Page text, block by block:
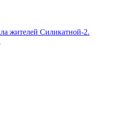
жителей Силикатной-2.